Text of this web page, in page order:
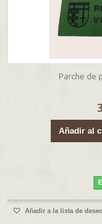
Parche de
Añadir al
Añadir a la lista de